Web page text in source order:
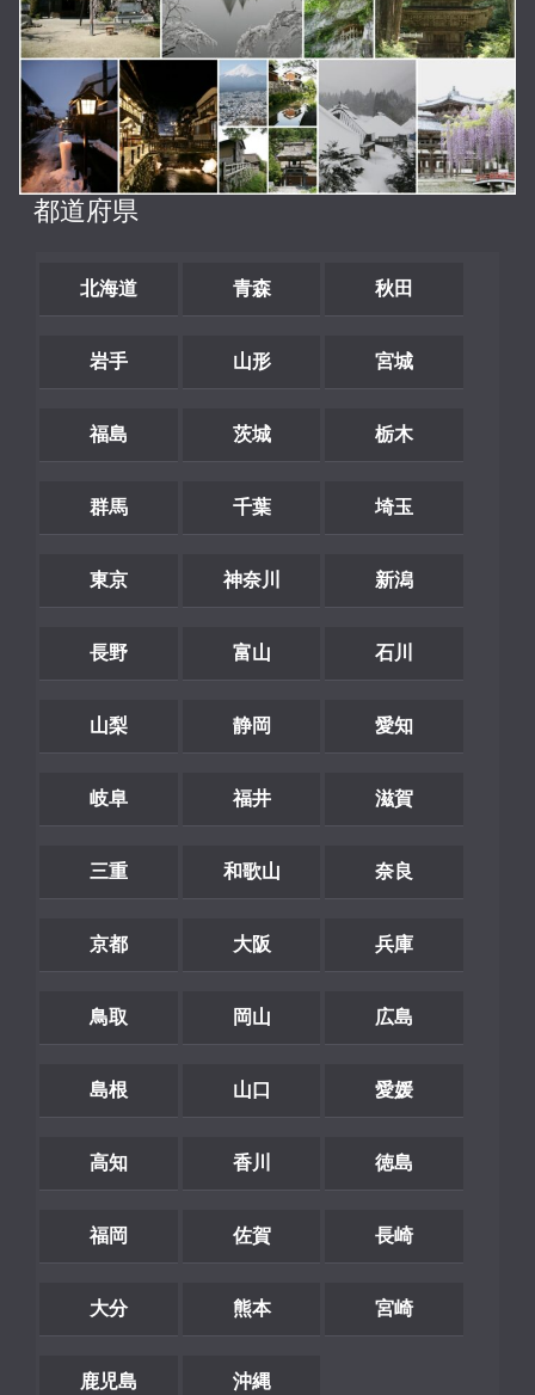
都道府県
北海道 青森 秋田
岩手 山形 宮城
福島 茨城 栃木
群馬 千葉 埼玉
東京 神奈川 新潟
長野 富山 石川
山梨 静岡 愛知
岐阜 福井 滋賀
三重 和歌山 奈良
京都 大阪 兵庫
鳥取 岡山 広島
島根 山口 愛媛
高知 香川 徳島
福岡 佐賀 長崎
大分 熊本 宮崎
鹿児島 沖縄